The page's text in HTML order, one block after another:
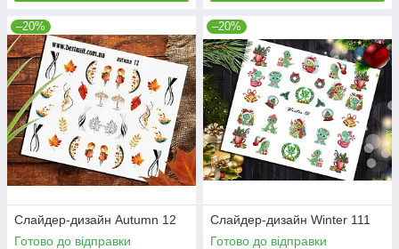
–20%
Слайдер-дизайн Autumn 12
Готово до відправки
–20%
Слайдер-дизайн Winter 111
Готово до відправки